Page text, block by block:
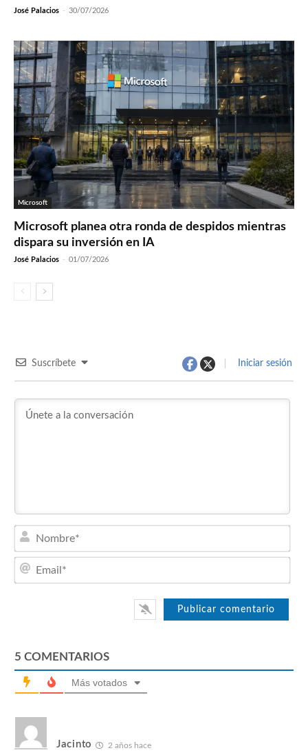
José Palacios - 30/07/2026
Microsoft
Microsoft planea otra ronda de despidos mientras
dispara su inversión en IA
José Palacios - 01/07/2026
Suscríbete Iniciar sesión
5 COMENTARIOS
Más votados
Jacinto 2 años hace